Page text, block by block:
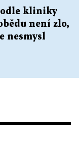
kliniky
není zlo,
nesmysl